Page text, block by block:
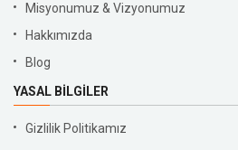
Misyonumuz & Vizyonumuz
Hakkımızda
Blog
YASAL BILGILER
Gizlilik Politikamız